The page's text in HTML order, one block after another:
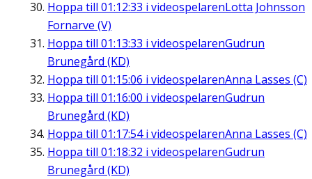
Hoppa till 01:12:33 i videospelarenLotta Johnsson
Fornarve (V)
Hoppa till 01:13:33 i videospelarenGudrun
Brunegård (KD)
Hoppa till 01:15:06 i videospelarenAnna Lasses (C)
Hoppa till 01:16:00 i videospelarenGudrun
Brunegård (KD)
Hoppa till 01:17:54i videospelarenAnna Lasses (C)
Hoppa till 01:18:32 i videospelarenGudrun
Brunegård (KD)